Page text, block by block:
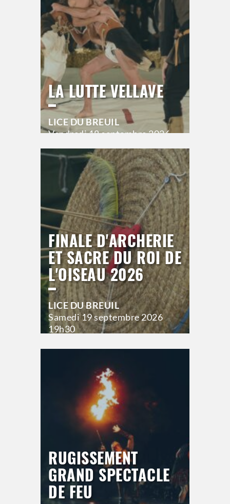
LA LUTTE VELLAVE
LICE DU BREUIL
Vendredi18 septembre 2026
Hors saison
FINALE D'ARCHERIE
ET SACRE DU ROI DE
L'OISEAU 2026
LICE DU BREUIL
Samedi19 septembre 2026
19h30
>Hors saison
RUGISSEMENT
GRAND SPECTACLE
DE FEU